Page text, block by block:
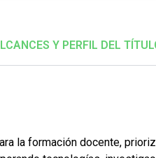
Y PERFIL DEL
la formación docente,